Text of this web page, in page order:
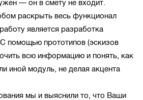
— он в смету не входит.
раскрыть весь функционал
является разработка
помощью прототипов (эскизов
всю информацию и понять, как
иной модуль, не делая акцента
мы и выяснили то, что Ваши